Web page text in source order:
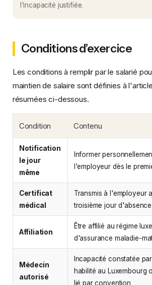
l'incapacité justifiée.
Conditions d’exercice
Les conditions à remplir par le salarié
maintien de salaire sont définies à l'article
résumées ci-dessous.
Condition Contenu
Notification
le jour
même
Informer
l'employeur dès le
Certificat
médical
Transmis à l'employeur
troisième jour d'absence
Affiliation
Être affilié au régime
d'assurance maladie-
Médecin
autorisé
Incapacité constatée
habilité au Luxembourg
lié par convention